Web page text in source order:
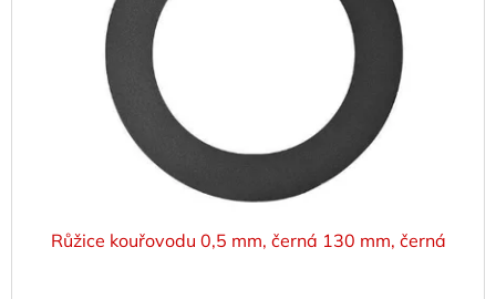
Růžice kouřovodu 0,5 mm, černá 130 mm, černá